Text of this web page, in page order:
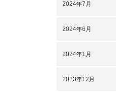
2024年7月
2024年6月
2024年1月
2023年12月